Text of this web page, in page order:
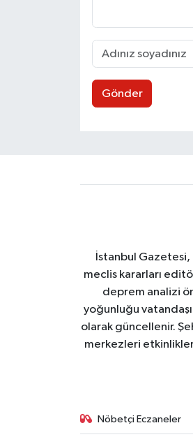
Gönder
İstanbul Gazetesi,
meclis kararları
deprem analizi
yoğunluğu
olarak güncellenir.
merkezleri
Nöbetçi Eczaneler